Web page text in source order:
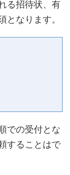
る招待状、有
となります。
での受付とな
することはで